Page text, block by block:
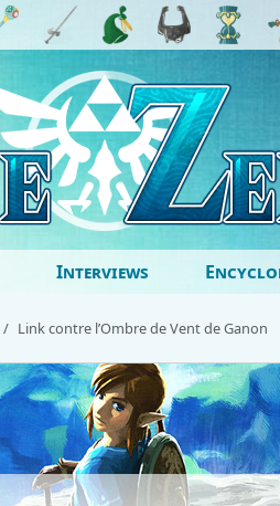
Interviews
Link contre l’Ombre de Vent de Ganon